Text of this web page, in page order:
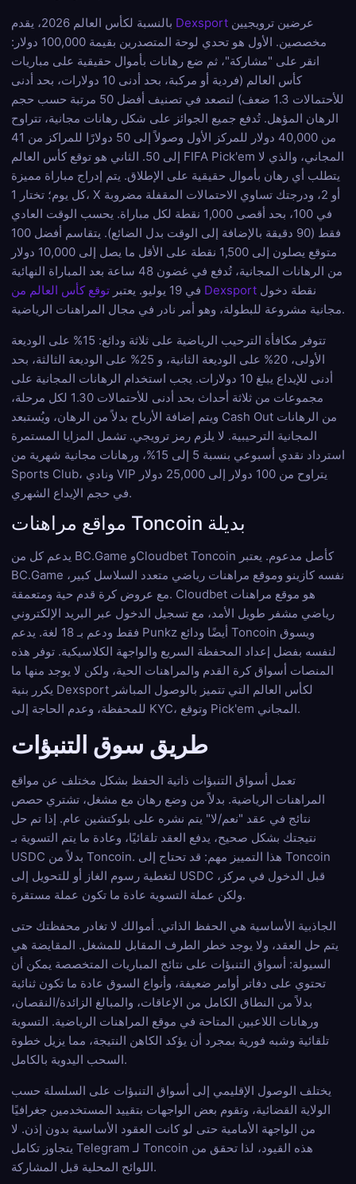
Dexsport
مخصصين. الأول هو تحدي لوحة المتصدرين بقيمة 100,000 دولار:
انقر على "مشاركة"، ثم ضع رهانات بأموال حقيقية على مباريات
كأس العالم (فردية أو مركبة، بحد أدنى 10 دولارات، بحد أدنى
للأحتمالات 1.3 ضعف) لتصعد في تصنيف أفضل 50 مرتبة حسب حجم
الرهان المؤهل. تُدفع جميع الجوائز على شكل رهانات مجانية، تتراوح
من 40,000 دولار للمركز الأول وصولاً إلى 50 دولارًا للمراكز من 41
إلى 50. الثاني هو توقع كأس العالم FIFA Pick'em المجاني، والذي لا
يتطلب أي رهان بأموال حقيقية على الإطلاق. يتم إدراج مباراة مميزة
كل يوم؛ تختار 1، X أو 2، ودرجتك تساوي الاحتمالات المقفلة مضروبة
في 100، بحد أقصى 1,000 نقطة لكل مباراة. يحسب الوقت العادي
فقط (90 دقيقة بالإضافة إلى الوقت بدل الضائع). يتقاسم أفضل 100
متوقع يصلون إلى 1,500 نقطة على الأقل ما يصل إلى 10,000 دولار
من الرهانات المجانية، تُدفع في غضون 48 ساعة بعد المباراة النهائية
في 19 يوليو. يعتبر توقع كأس العالم من Dexsport
مجانية مشروعة للبطولة، وهو أمر نادر في مجال المراهنات الرياضية.
تتوفر مكافأة الترحيب الرياضية على ثلاثة ودائع: 15% على الوديعة
الأولى، 20% على الوديعة الثانية، و 25% على الوديعة الثالثة، بحد
أدنى للإيداع يبلغ 10 دولارات. يجب استخدام الرهانات المجانية على
مجموعات من ثلاثة أحداث بحد أدنى للأحتمالات 1.30 لكل مرحلة،
ويتم إضافة الأرباح بدلاً من الرهان، ويُستبعد Cash Out من الرهانات
المجانية الترحيبية. لا يلزم رمز ترويجي. تشمل المزايا المستمرة
استرداد نقدي أسبوعي بنسبة 5 إلى 15%، ورهانات مجانية شهرية من
Sports Club، ونادي VIP يتراوح من 100 دولار إلى 25,000 دولار
في حجم الإيداع الشهري.
مواقع مراهنات Toncoin بديلة
يدعم كل من BC.Game وCloudbet Toncoin كأصل مدعوم. يعتبر
BC.Game نفسه كازينو وموقع مراهنات رياضي متعدد السلاسل كبير،
مع عروض كرة قدم حية ومتعمقة. Cloudbet هو موقع مراهنات
رياضي مشفر طويل الأمد، مع تسجيل الدخول عبر البريد الإلكتروني
فقط ودعم بـ 18 لغة. يدعم Punkz أيضًا ودائع Toncoin ويسوق
لنفسه بفضل إعداد المحفظة السريع والواجهة الكلاسيكية. توفر هذه
المنصات أسواق كرة القدم والمراهنات الحية، ولكن لا يوجد منها ما
يكرر بنية Dexsport لكأس العالم التي تتميز بالوصول المباشر
للمحفظة، وعدم الحاجة إلى KYC، وتوقع Pick'em المجاني.
طريق سوق التنبؤات
تعمل أسواق التنبؤات ذاتية الحفظ بشكل مختلف عن مواقع
المراهنات الرياضية. بدلاً من وضع رهان مع مشغل، تشتري حصص
نتائج في عقد "نعم/لا" يتم نشره على بلوكتشين عام. إذا تم حل
نتيجتك بشكل صحيح، يدفع العقد تلقائيًا، وعادة ما يتم التسوية بـ
USDC بدلاً من Toncoin. هذا التمييز مهم: قد تحتاج إلى Toncoin
لتغطية رسوم الغاز أو للتحويل إلى USDC قبل الدخول في مركز،
ولكن عملة التسوية عادة ما تكون عملة مستقرة.
الجاذبية الأساسية هي الحفظ الذاتي. أموالك لا تغادر محفظتك حتى
يتم حل العقد، ولا يوجد خطر الطرف المقابل للمشغل. المقايضة هي
السيولة: أسواق التنبؤات على نتائج المباريات المتخصصة يمكن أن
تحتوي على دفاتر أوامر ضعيفة، وأنواع السوق عادة ما تكون ثنائية
بدلاً من النطاق الكامل من الإعاقات، والمبالغ الزائدة/النقصان،
ورهانات اللاعبين المتاحة في موقع المراهنات الرياضية. التسوية
تلقائية وشبه فورية بمجرد أن يؤكد الكاهن النتيجة، مما يزيل خطوة
السحب اليدوية بالكامل.
يختلف الوصول الإقليمي إلى أسواق التنبؤات على السلسلة حسب
الولاية القضائية، وتقوم بعض الواجهات بتقييد المستخدمين جغرافيًا
من الواجهة الأمامية حتى لو كانت العقود الأساسية بدون إذن. لا
يتجاوز تكامل Telegram لـ Toncoin هذه القيود، لذا تحقق من
اللوائح المحلية قبل المشاركة.